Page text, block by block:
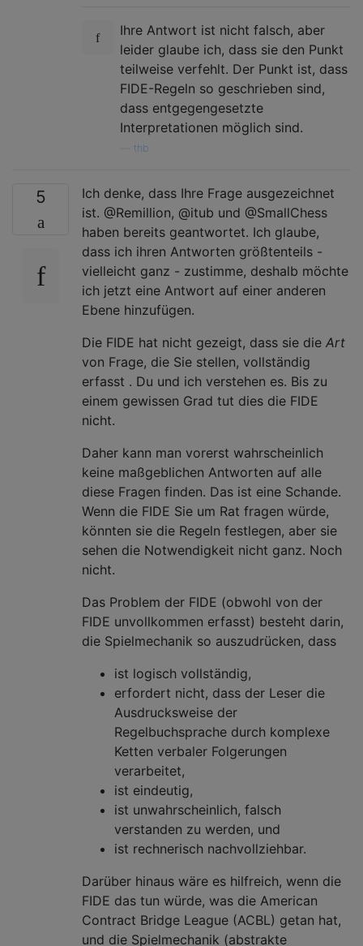
Ihre Antwort ist nicht falsch, aber
leider glaube ich, dass sie den Punkt
teilweise verfehlt. Der Punkt ist, dass
FIDE-Regeln so geschrieben sind,
dass entgegengesetzte
Interpretationen möglich sind.
thb
5
Ich denke, dass Ihre Frage ausgezeichnet
ist. @Remillion, @itub und @SmallChess
haben bereits geantwortet. Ich glaube,
dass ich ihren Antworten größtenteils -
vielleicht ganz - zustimme, deshalb möchte
ich jetzt eine Antwort auf einer anderen
Ebene hinzufügen.
Die FIDE hat nicht gezeigt, dass sie die Art
von Frage, die Sie stellen, vollständig
erfasst . Du und ich verstehen es. Bis zu
einem gewissen Grad tut dies die FIDE
nicht.
Daher kann man vorerst wahrscheinlich
keine maßgeblichen Antworten auf alle
diese Fragen finden. Das ist eine Schande.
Wenn die FIDE Sie um Rat fragen würde,
könnten sie die Regeln festlegen, aber sie
sehen die Notwendigkeit nicht ganz. Noch
nicht.
Das Problem der FIDE (obwohl von der
FIDE unvollkommen erfasst) besteht darin,
die Spielmechanik so auszudrücken, dass
ist logisch vollständig,
erfordert nicht, dass der Leser die
Ausdrucksweise der
Regelbuchsprache durch komplexe
Ketten verbaler Folgerungen
verarbeitet,
ist eindeutig,
ist unwahrscheinlich, falsch
verstanden zu werden, und
ist rechnerisch nachvollziehbar.
Darüber hinaus wäre es hilfreich, wenn die
FIDE das tun würde, was die American
Contract Bridge League (ACBL) getan hat,
und die Spielmechanik (abstrakte